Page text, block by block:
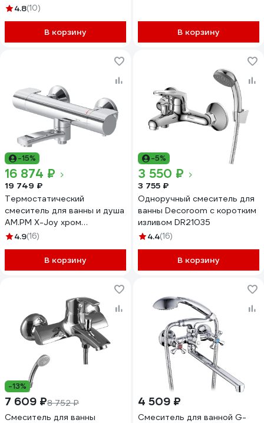
ОД-П24
4.8(10)
В корзину В корзину
-15%
16 874 ₽
19 749 ₽
Термостатический
смеситель для ванны и душа
AM.PM X-Joy хром
F85A50000
4.9(16)
В корзину
-5%
3 550 ₽
3 755 ₽
Одноручный смеситель для
ванны Decoroom с коротким
изливом DR21035
4.4(16)
В корзину
-13%
7 609 ₽8 752 ₽
Смеситель для ванны
4 509 ₽
Смеситель для ванной G-